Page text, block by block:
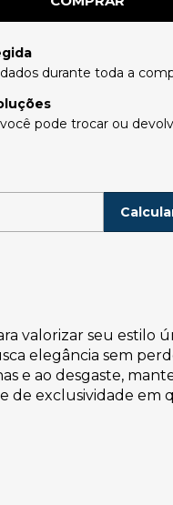
durante toda a
pode trocar ou
valorizar seu estilo
elegância sem
e ao desgaste,
de exclusividade em